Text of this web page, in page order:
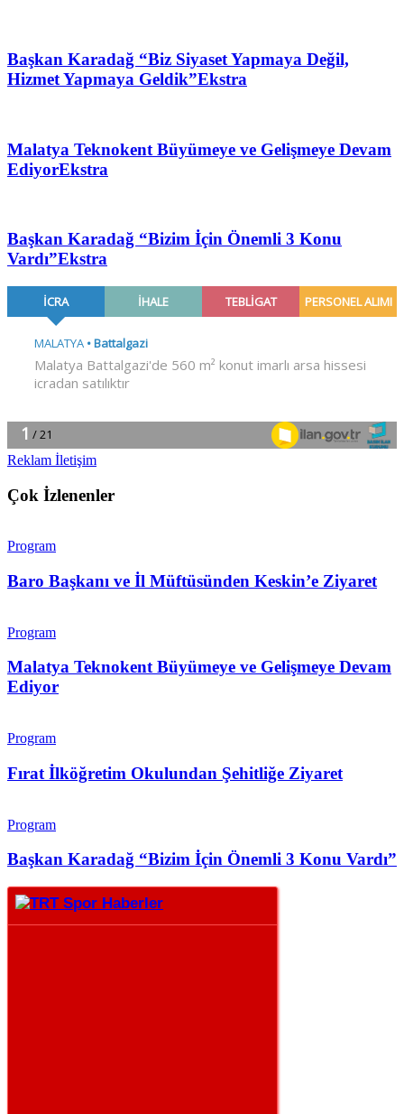
Başkan Karadağ “Biz Siyaset Yapmaya Değil,
Hizmet Yapmaya Geldik”Ekstra
Malatya Teknokent Büyümeye ve Gelişmeye Devam
EdiyorEkstra
Başkan Karadağ “Bizim İçin Önemli 3 Konu
Vardı”Ekstra
Reklam İletişim
Çok İzlenenler
Program
Baro Başkanı ve İl Müftüsünden Keskin’e Ziyaret
Program
Malatya Teknokent Büyümeye ve Gelişmeye Devam
Ediyor
Program
Fırat İlköğretim Okulundan Şehitliğe Ziyaret
Program
Başkan Karadağ “Bizim İçin Önemli 3 Konu Vardı”